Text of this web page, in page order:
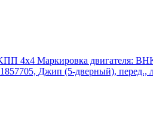
4х4 Маркировка двигателя:
Джип (5-дверный), перед.,